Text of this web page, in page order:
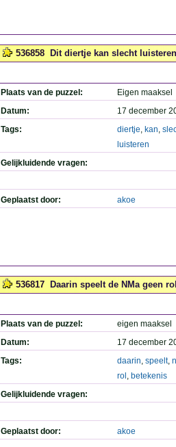
536858 Dit diertje kan slecht
Plaats van de puzzel:
Eigen maaksel
Datum:
17 december
Tags:
diertje, kan,
luisteren
Gelijkluidende vragen:
Geplaatst door: akoe
536817 Daarin speelt de NMa geen
Plaats van de puzzel:
eigen maaksel
Datum:
17 december
Tags:
daarin, speelt,
rol , betekenis
Gelijkluidende vragen:
Geplaatst door: akoe